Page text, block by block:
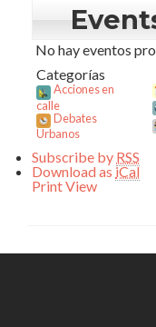
No hay eventos
Categorías
Acciones en
calle
Debates
Urbanos
Subscribe by RSS
Download as iCal
PrintView